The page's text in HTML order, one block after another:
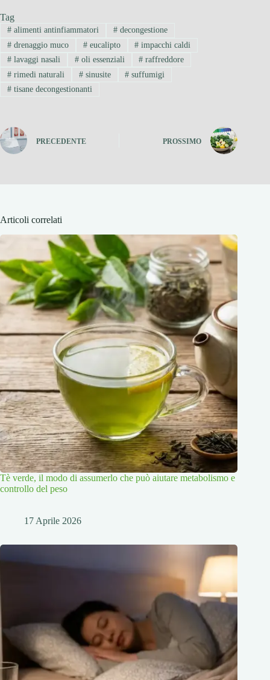
Tag
#alimenti antinfiammatori #decongestione
#drenaggio muco #eucalipto # impacchi caldi
#lavaggi nasali #oli essenziali # raffreddore
#rimedi naturali #sinusite # suffumigi
#tisane decongestionanti
PRECEDENTE PROSSIMO
Articoli correlati
Tè verde, il modo di assumerlo che può aiutare metabolismo e
controllo del peso
17 Aprile 2026